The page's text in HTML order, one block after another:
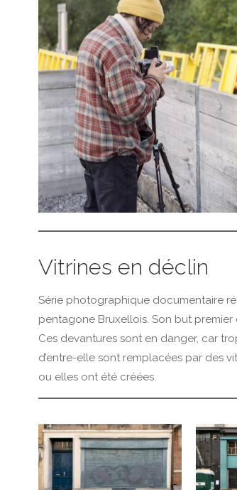
Vitrines en déclin
Série photographique documentaire
pentagone Bruxellois. Son but premier
Ces devantures sont en danger, car
d’entre-elle sont remplacées par des
ou elles ont été créées.